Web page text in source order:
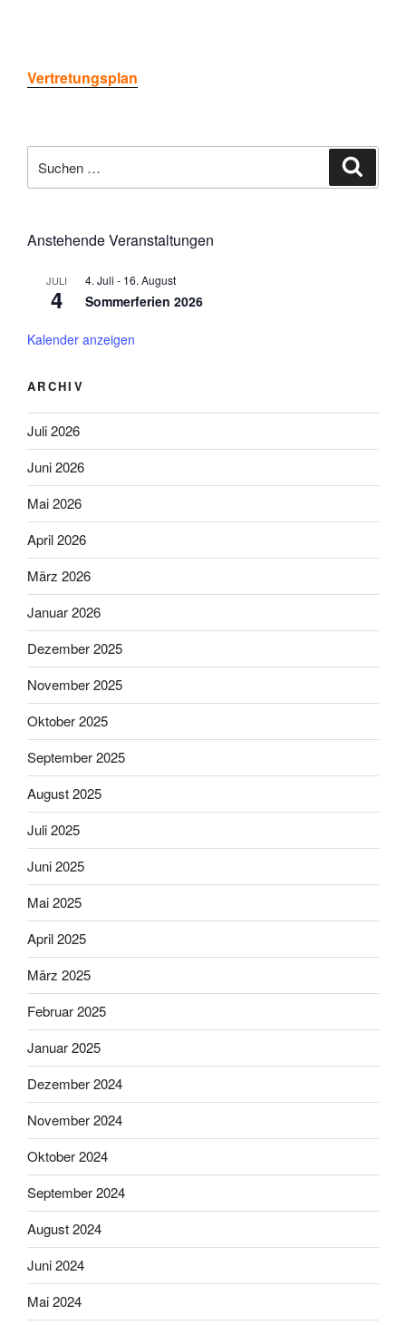
Vertretungsplan
nach:
Anstehende Veranstaltungen
JULI
4
4. Juli - 16. August
Sommerferien 2026
Kalender anzeigen
ARCHIV
Juli 2026
Juni 2026
Mai 2026
April 2026
März 2026
Januar 2026
Dezember 2025
November 2025
Oktober 2025
September 2025
August 2025
Juli 2025
Juni 2025
Mai 2025
April 2025
März 2025
Februar 2025
Januar 2025
Dezember 2024
November 2024
Oktober 2024
September 2024
August 2024
Juni 2024
Mai 2024